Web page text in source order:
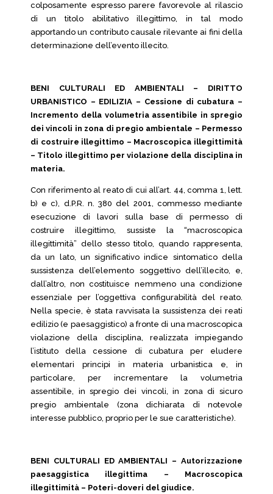
colposamente espresso parere favorevole al rilascio
di un titolo abilitativo illegittimo, in tal modo
apportando un contributo causale rilevante ai fini della
determinazione dell’evento illecito.
BENI CULTURALI ED AMBIENTALI – DIRITTO
URBANISTICO – EDILIZIA – Cessione di cubatura –
Incremento della volumetria assentibile in spregio
dei vincoli in zona di pregio ambientale – Permesso
di costruire illegittimo – Macroscopica illegittimità
– Titolo illegittimo per violazione della disciplina in
materia.
Con riferimento al reato di cui all’art. 44, comma 1, lett.
b) e c), d.P.R. n. 380 del 2001, commesso mediante
esecuzione di lavori sulla base di permesso di
costruire illegittimo, sussiste la “macroscopica
illegittimità” dello stesso titolo, quando rappresenta,
da un lato, un significativo indice sintomatico della
sussistenza dell’elemento soggettivo dell’illecito, e,
dall’altro, non costituisce nemmeno una condizione
essenziale per l’oggettiva configurabilità del reato.
Nella specie, è stata ravvisata la sussistenza dei reati
edilizio (e paesaggistico) a fronte di una macroscopica
violazione della disciplina, realizzata impiegando
l’istituto della cessione di cubatura per eludere
elementari principi in materia urbanistica e, in
particolare, per incrementare la volumetria
assentibile, in spregio dei vincoli, in zona di sicuro
pregio ambientale (zona dichiarata di notevole
interesse pubblico, proprio per le sue caratteristiche).
BENI CULTURALI ED AMBIENTALI – Autorizzazione
paesaggistica illegittima – Macroscopica
illegittimità – Poteri-doveri del giudice.